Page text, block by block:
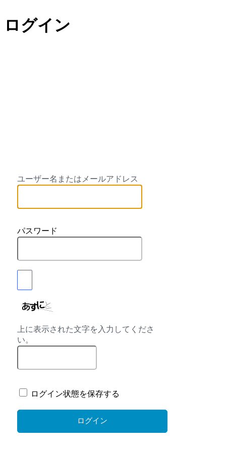
ログイン
ユーザー名またはメールアドレス
パスワード
上に表示された文字を入力してくださ
い。
ログイン状態を保存する